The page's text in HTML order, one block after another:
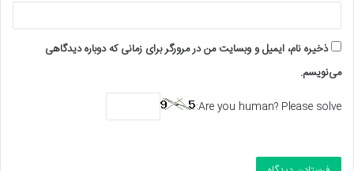
ذخیره نام، ایمیل و وبسایت من در مرورگر برای زمانی که دوباره دیدگاهی
می‌نویسم.
Are you human? Please solve: